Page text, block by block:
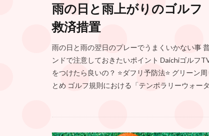
雨の日と雨上がりのゴル
救済措置
雨の日と雨の翌日のプレーでうまくいかない事
ンドで注意しておきたいポイント Daichiゴル
をつけたら良いの？ ⭐️ダフリ予防法⭐️ グリーン
とめ ゴルフ規則における「テンポラリーウォー